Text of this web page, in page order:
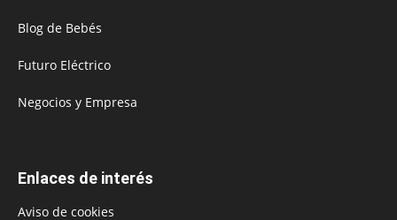
Blog de Bebés
Futuro Eléctrico
Negocios y Empresa
Enlaces de interés
Aviso de cookies